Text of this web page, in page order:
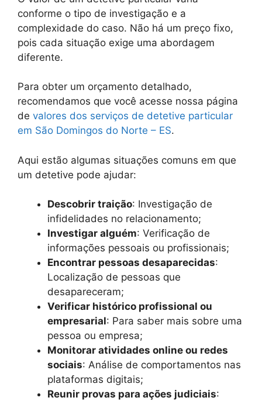
conforme o tipo de investigação e a
complexidade do caso. Não há um preço fixo,
pois cada situação exige uma abordagem
diferente.
Para obter um orçamento detalhado,
recomendamos que você acesse nossa página
de valores dos serviços de detetive particular
em São Domingos do Norte – ES.
Aqui estão algumas situações comuns em que
um detetive pode ajudar:
Descobrir traição: Investigação de
infidelidades no relacionamento;
Investigar alguém: Verificação de
informações pessoais ou profissionais;
Encontrar pessoas desaparecidas:
Localização de pessoas que
desapareceram;
Verificar histórico profissional ou
empresarial: Para saber mais sobre uma
pessoa ou empresa;
Monitorar atividades online ou redes
sociais: Análise de comportamentos nas
plataformas digitais;
Reunir provas para ações judiciais: